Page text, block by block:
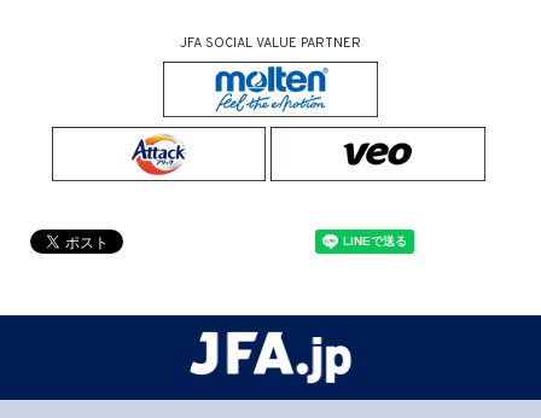
JFA SOCIAL VALUE PARTNER